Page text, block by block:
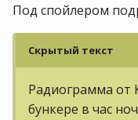
Под спойлером
Скрытый текст
Радиограмма от
бункере в час